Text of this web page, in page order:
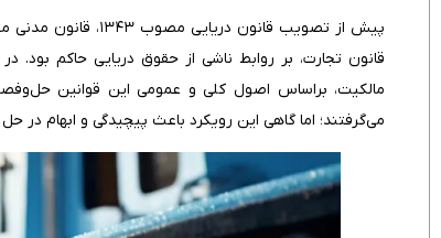
قانون تجارت، بر روابط ناشی از حقوق دریایی حاکم بود.
مالکیت، براساس اصول کلی و عمومی این قوانین
می‌گرفتند؛ اما گاهی این رویکرد باعث پیچیدگی و ابهام